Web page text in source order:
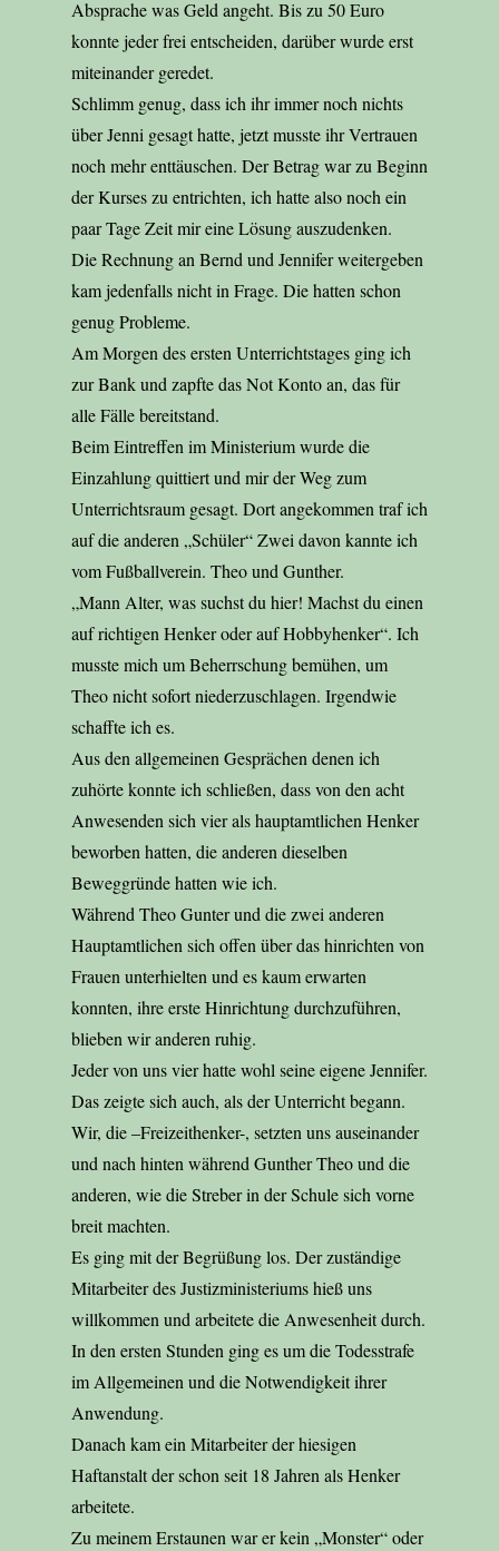
Absprache was Geld angeht. Bis zu 50 Euro
konnte jeder frei entscheiden, darüber wurde erst
miteinander geredet.
Schlimm genug, dass ich ihr immer noch nichts
über Jenni gesagt hatte, jetzt musste ihr Vertrauen
noch mehr enttäuschen. Der Betrag war zu Beginn
der Kurses zu entrichten, ich hatte also noch ein
paar Tage Zeit mir eine Lösung auszudenken.
Die Rechnung an Bernd und Jennifer weitergeben
kam jedenfalls nicht in Frage. Die hatten schon
genug Probleme.
Am Morgen des ersten Unterrichtstages ging ich
zur Bank und zapfte das Not Konto an, das für
alle Fälle bereitstand.
Beim Eintreffen im Ministerium wurde die
Einzahlung quittiert und mir der Weg zum
Unterrichtsraum gesagt. Dort angekommen traf ich
auf die anderen „Schüler“ Zwei davon kannte ich
vom Fußballverein. Theo und Gunther.
„Mann Alter, was suchst du hier! Machst du einen
auf richtigen Henker oder auf Hobbyhenker“. Ich
musste mich um Beherrschung bemühen, um
Theo nicht sofort niederzuschlagen. Irgendwie
schaffte ich es.
Aus den allgemeinen Gesprächen denen ich
zuhörte konnte ich schließen, dass von den acht
Anwesenden sich vier als hauptamtlichen Henker
beworben hatten, die anderen dieselben
Beweggründe hatten wie ich.
Während Theo Gunter und die zwei anderen
Hauptamtlichen sich offen über das hinrichten von
Frauen unterhielten und es kaum erwarten
konnten, ihre erste Hinrichtung durchzuführen,
blieben wir anderen ruhig.
Jeder von uns vier hatte wohl seine eigene Jennifer.
Das zeigte sich auch, als der Unterricht begann.
Wir, die –Freizeithenker-, setzten uns auseinander
und nach hinten während Gunther Theo und die
anderen, wie die Streber in der Schule sich vorne
breit machten.
Es ging mit der Begrüßung los. Der zuständige
Mitarbeiter des Justizministeriums hieß uns
willkommen und arbeitete die Anwesenheit durch.
In den ersten Stunden ging es um die Todesstrafe
im Allgemeinen und die Notwendigkeit ihrer
Anwendung.
Danach kam ein Mitarbeiter der hiesigen
Haftanstalt der schon seit 18 Jahren als Henker
arbeitete.
Zu meinem Erstaunen war er kein „Monster“ oder